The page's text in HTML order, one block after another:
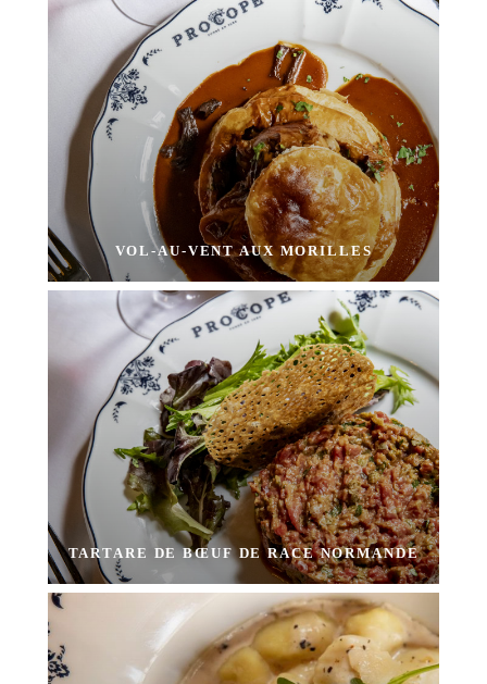
VOL-AU-VENT AUX MORILLES
TARTARE DE BŒUF DE RACE NORMANDE